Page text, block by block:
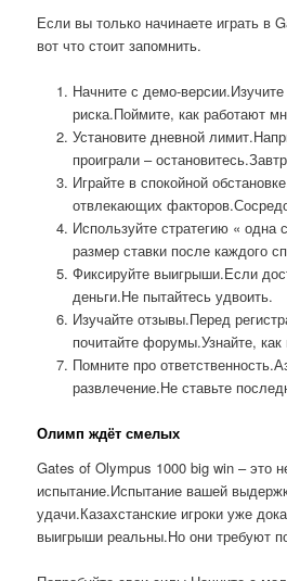
Если вы только начинаете играть в
вот что стоит запомнить.
Начните с демо-
риска.Поймите, как работают
Установите дневной
проиграли –
Играйте в спокойной
отвлекающих
Используйте стратегию « одна
размер ставки после каждого
Фиксируйте выигрыши.Если
деньги.Не пытайтесь удвоить.
Изучайте отзывы.Перед
почитайте форумы.Узнайте, как
Помните про
развлечение.Не ставьте
Олимп ждёт смелых
Gates of Olympus 1000 big win – это
испытание.Испытание вашей
удачи.Казахстанские игроки уже
выигрыши реальны.Но они требуют